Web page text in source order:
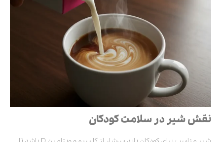
نقش شیر در سلامت کودکان